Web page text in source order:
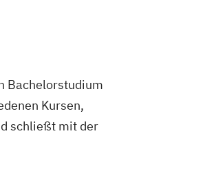
Bachelorstudium
Kursen,
schließt mit der